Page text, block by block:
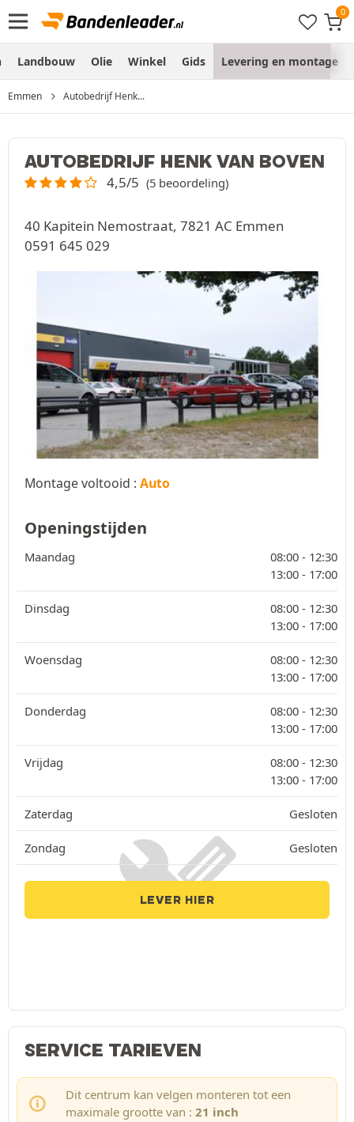
Landbouw Olie Winkel Gids Levering en montage
Emmen Autobedrijf Henk...
AUTOBEDRIJF HENK VAN BOVEN
4,5/5 (5 beoordeling)
40 Kapitein Nemostraat, 7821 AC Emmen
0591 645 029
Montage voltooid : Auto
Openingstijden
Maandag 08:00 - 12:30
13:00 - 17:00
Dinsdag 08:00 - 12:30
13:00 - 17:00
Woensdag 08:00 - 12:30
13:00 - 17:00
Donderdag 08:00 - 12:30
13:00 - 17:00
Vrijdag 08:00 - 12:30
13:00 - 17:00
Zaterdag Gesloten
Zondag Gesloten
LEVER HIER
SERVICE TARIEVEN
Dit centrum kan velgen monteren tot een
maximale grootte van : 21 inch